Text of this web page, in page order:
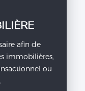
afin de
immobilières,
ou